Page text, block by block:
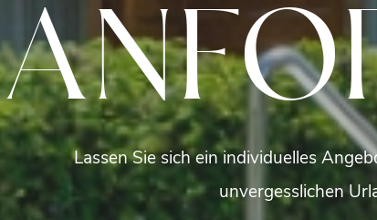
Lassen Sie sich ein individuelles
unvergesslichen